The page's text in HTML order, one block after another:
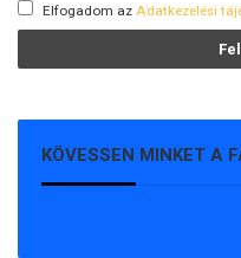
Elfogadom az Adatkezelési
KÖVESSEN MINKET A